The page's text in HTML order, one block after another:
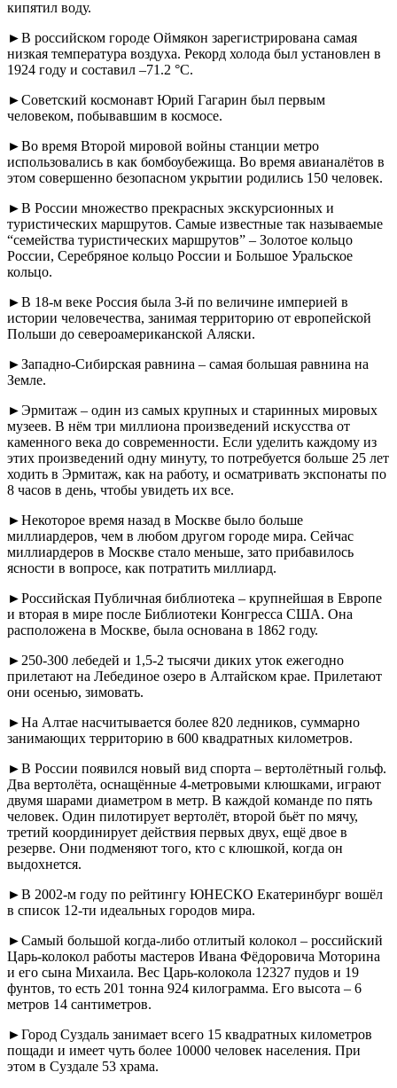
кипятил воду.
►В российском городе Оймякон зарегистрирована самая
низкая температура воздуха. Рекорд холода был установлен в
1924 году и составил –71.2 °C.
►Советский космонавт Юрий Гагарин был первым
человеком, побывавшим в космосе.
►Во время Второй мировой войны станции метро
использовались в как бомбоубежища. Во время авианалётов в
этом совершенно безопасном укрытии родились 150 человек.
►В России множество прекрасных экскурсионных и
туристических маршрутов. Самые известные так называемые
“семейства туристических маршрутов” – Золотое кольцо
России, Серебряное кольцо России и Большое Уральское
кольцо.
►В 18-м веке Россия была 3-й по величине империей в
истории человечества, занимая территорию от европейской
Польши до североамериканской Аляски.
►Западно-Сибирская равнина – самая большая равнина на
Земле.
►Эрмитаж – один из самых крупных и старинных мировых
музеев. В нём три миллиона произведений искусства от
каменного века до современности. Если уделить каждому из
этих произведений одну минуту, то потребуется больше 25 лет
ходить в Эрмитаж, как на работу, и осматривать экспонаты по
8 часов в день, чтобы увидеть их все.
►Некоторое время назад в Москве было больше
миллиардеров, чем в любом другом городе мира. Сейчас
миллиардеров в Москве стало меньше, зато прибавилось
ясности в вопросе, как потратить миллиард.
►Российская Публичная библиотека – крупнейшая в Европе
и вторая в мире после Библиотеки Конгресса США. Она
расположена в Москве, была основана в 1862 году.
►250-300 лебедей и 1,5-2 тысячи диких уток ежегодно
прилетают на Лебединое озеро в Алтайском крае. Прилетают
они осенью, зимовать.
►На Алтае насчитывается более 820 ледников, суммарно
занимающих территорию в 600 квадратных километров.
►В России появился новый вид спорта – вертолётный гольф.
Два вертолёта, оснащённые 4-метровыми клюшками, играют
двумя шарами диаметром в метр. В каждой команде по пять
человек. Один пилотирует вертолёт, второй бьёт по мячу,
третий координирует действия первых двух, ещё двое в
резерве. Они подменяют того, кто с клюшкой, когда он
выдохнется.
►В 2002-м году по рейтингу ЮНЕСКО Екатеринбург вошёл
в список 12-ти идеальных городов мира.
►Самый большой когда-либо отлитый колокол – российский
Царь-колокол работы мастеров Ивана Фёдоровича Моторина
и его сына Михаила. Вес Царь-колокола 12327 пудов и 19
фунтов, то есть 201 тонна 924 килограмма. Его высота – 6
метров 14 сантиметров.
►Город Суздаль занимает всего 15 квадратных километров
пощади и имеет чуть более 10000 человек населения. При
этом в Суздале 53 храма.